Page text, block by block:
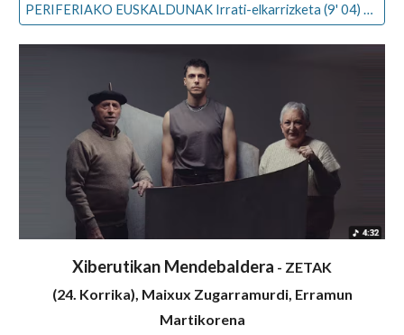
PERIFERIAKO EUSKALDUNAK Irrati-elkarrizketa (9' 04) - Edurne Azkarate
Xiberutikan Mendebaldera - ZETAK
(24. Korrika), Maixux Zugarramurdi, Erramun
Martikorena